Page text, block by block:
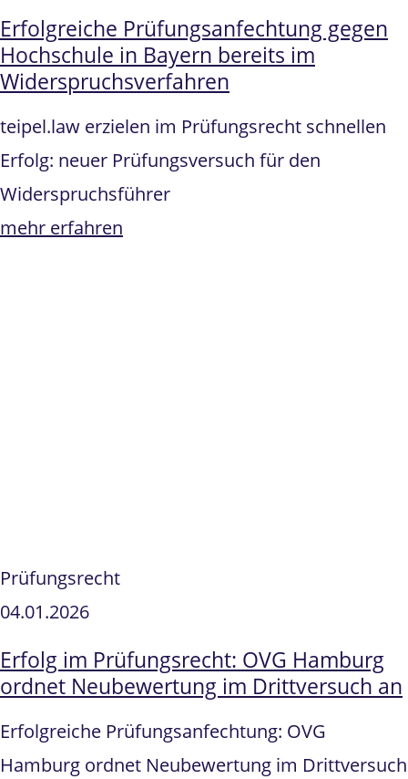
Erfolgreiche Prüfungsanfechtung gegen
Hochschule in Bayern bereits im
Widerspruchsverfahren
teipel.law erzielen im Prüfungsrecht schnellen
Erfolg: neuer Prüfungsversuch für den
Widerspruchsführer
mehr erfahren
Prüfungsrecht
04.01.2026
Erfolg im Prüfungsrecht: OVG Hamburg
ordnet Neubewertung im Drittversuch an
Erfolgreiche Prüfungsanfechtung: OVG
Hamburg ordnet Neubewertung im Drittversuch